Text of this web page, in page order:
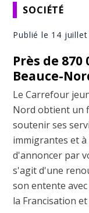
SOCIÉTÉ
Publié le 14 juillet
Près de 870
Beauce-
Le Carrefour
Nord obtient un
soutenir ses
immigrantes et
d'annoncer par
s'agit d'une
son entente
la Francisation et